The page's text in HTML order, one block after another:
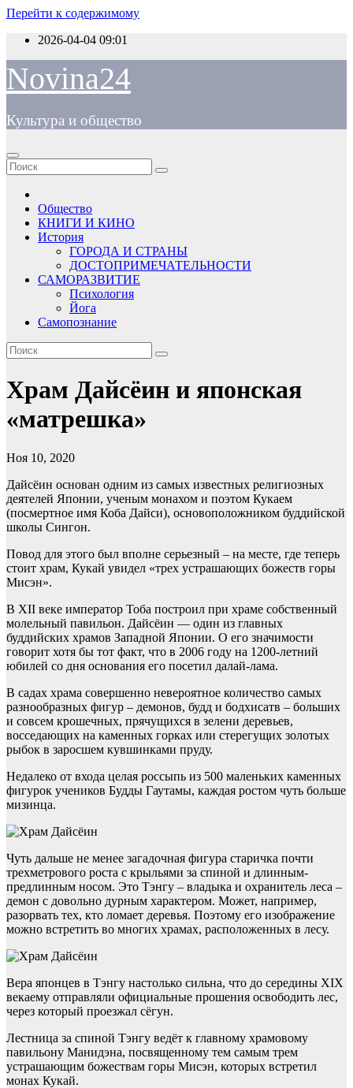
Перейти к содержимому
2026-04-04 09:01
Novina24
Культура и общество
Общество
КНИГИ И КИНО
История
ГОРОДА И СТРАНЫ
ДОСТОПРИМЕЧАТЕЛЬНОСТИ
САМОРАЗВИТИЕ
Психология
Йога
Самопознание
Храм Дайсёин и японская
«матрешка»
Ноя 10, 2020
Дайсёин основан одним из самых известных религиозных
деятелей Японии, ученым монахом и поэтом Кукаем
(посмертное имя Коба Дайси), основоположником буддийской
школы Сингон.
Повод для этого был вполне серьезный – на месте, где теперь
стоит храм, Кукай увидел «трех устрашающих божеств горы
Мисэн».
В XII веке император Тоба построил при храме собственный
молельный павильон. Дайсёин — один из главных
буддийских храмов Западной Японии. О его значимости
говорит хотя бы тот факт, что в 2006 году на 1200-летний
юбилей со дня основания его посетил далай-лама.
В садах храма совершенно невероятное количество самых
разнообразных фигур – демонов, будд и бодхисатв – больших
и совсем крошечных, прячущихся в зелени деревьев,
восседающих на каменных горках или стерегущих золотых
рыбок в заросшем кувшинками пруду.
Недалеко от входа целая россыпь из 500 маленьких каменных
фигурок учеников Будды Гаутамы, каждая ростом чуть больше
мизинца.
Чуть дальше не менее загадочная фигура старичка почти
трехметрового роста с крыльями за спиной и длинным-
предлинным носом. Это Тэнгу – владыка и охранитель леса –
демон с довольно дурным характером. Может, например,
разорвать тех, кто ломает деревья. Поэтому его изображение
можно встретить во многих храмах, расположенных в лесу.
Вера японцев в Тэнгу настолько сильна, что до середины XIX
векаему отправляли официальные прошения освободить лес,
через который проезжал сёгун.
Лестница за спиной Тэнгу ведёт к главному храмовому
павильону Манидэна, посвященному тем самым трем
устрашающим божествам горы Мисэн, которых встретил
монах Кукай.